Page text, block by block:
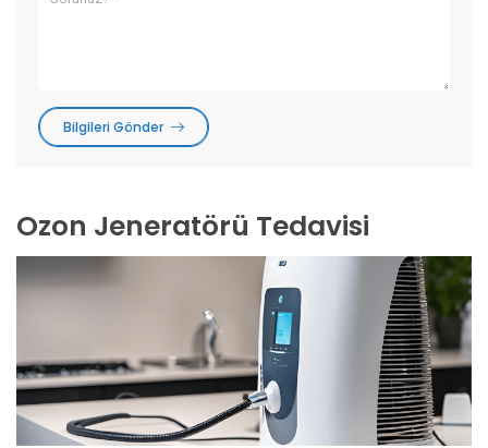
Bilgileri Gönder
Ozon Jeneratörü Tedavisi